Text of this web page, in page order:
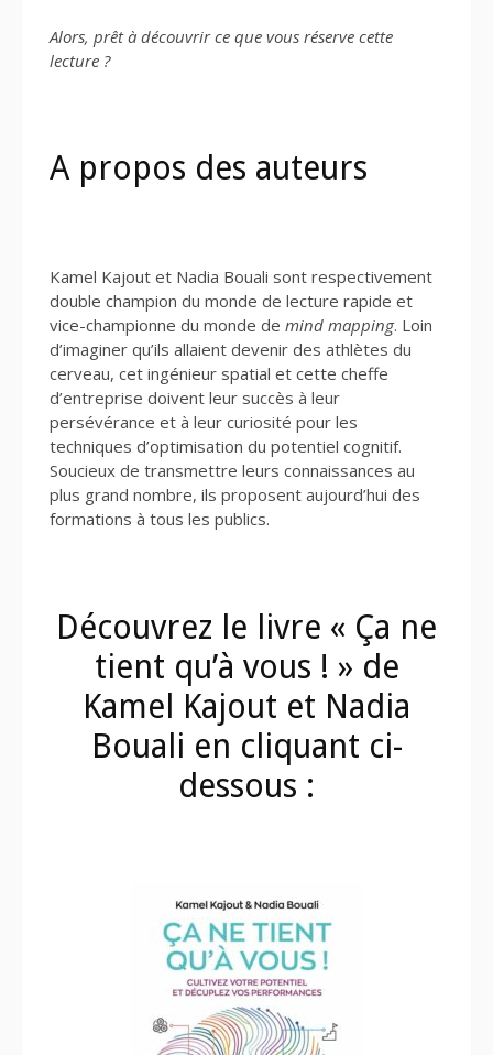
Alors, prêt à découvrir ce que vous réserve cette
lecture ?
A propos des auteurs
Kamel Kajout et Nadia Bouali sont respectivement
double champion du monde de lecture rapide et
vice-championne du monde de mind mapping. Loin
d’imaginer qu’ils allaient devenir des athlètes du
cerveau, cet ingénieur spatial et cette cheffe
d’entreprise doivent leur succès à leur
persévérance et à leur curiosité pour les
techniques d’optimisation du potentiel cognitif.
Soucieux de transmettre leurs connaissances au
plus grand nombre, ils proposent aujourd’hui des
formations à tous les publics.
Découvrez le livre « Ça ne
tient qu’à vous ! » de
Kamel Kajout et Nadia
Bouali en cliquant ci-
dessous :